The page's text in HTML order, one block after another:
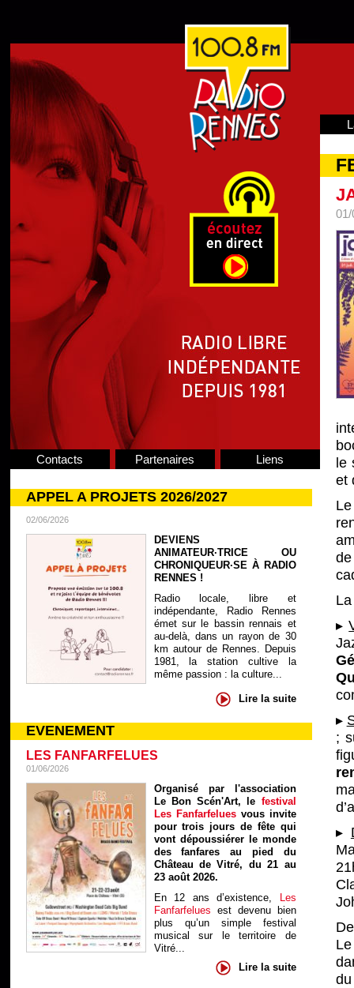
Contacts Partenaires Liens
APPEL A PROJETS 2026/2027
02/06/2026
DEVIENS
ANIMATEUR·TRICE OU
CHRONIQUEUR·SE À RADIO
RENNES !
Radio locale, libre et
indépendante, Radio Rennes
émet sur le bassin rennais et
au-delà, dans un rayon de 30
km autour de Rennes. Depuis
1981, la station cultive la
même passion : la culture...
Lire la suite
EVENEMENT
LES FANFARFELUES
01/06/2026
Organisé par l'association
Le Bon Scén'Art, le festival
Les Fanfarfelues vous invite
pour trois jours de fête qui
vont dépoussiérer le monde
des fanfares au pied du
Château de Vitré, du 21 au
23 août 2026.
En 12 ans d’existence, Les
Fanfarfelues est devenu bien
plus qu’un simple festival
musical sur le territoire de
Vitré...
Lire la suite
01/
le
et
▸
▸
;
▸